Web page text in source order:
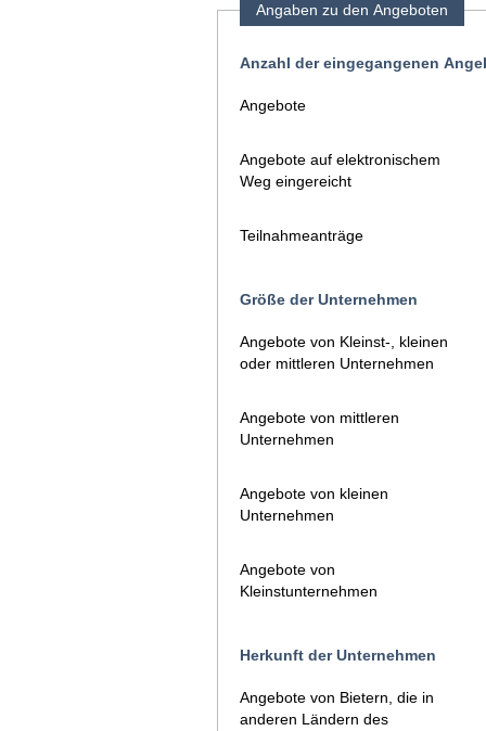
Angaben zu den Angeboten
Anzahl der eingegangenen
Angebote
Angebote auf elektronischem
Weg eingereicht
Teilnahmeanträge
Größe der Unternehmen
Angebote von Kleinst-, kleinen
oder mittleren Unternehmen
Angebote von mittleren
Unternehmen
Angebote von kleinen
Unternehmen
Angebote von
Kleinstunternehmen
Herkunft der Unternehmen
Angebote von Bietern, die in
anderen Ländern des